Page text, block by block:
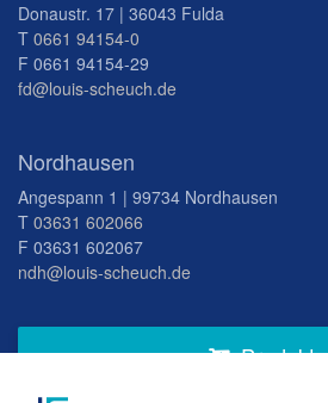
Donaustr. 17 | 36043 Fulda
T 0661 94154-0
F 0661 94154-29
fd@louis-scheuch.de
Nordhausen
Angespann 1 | 99734 Nordhausen
T 03631 602066
F 03631 602067
ndh@louis-scheuch.de
Produkte